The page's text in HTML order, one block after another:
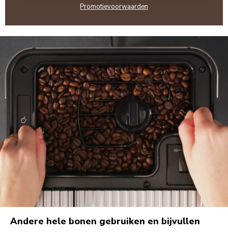
Promotievoorwaarden
Andere hele bonen gebruiken en bijvullen